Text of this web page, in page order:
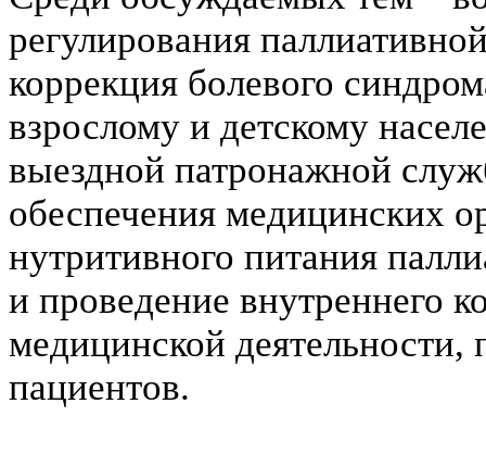
регулирования
коррекция болевого
взрослому и детскому
выездной патронажной
обеспечения медицинских
нутритивного питания
и проведение внутреннего
медицинской деятельности,
пациентов.